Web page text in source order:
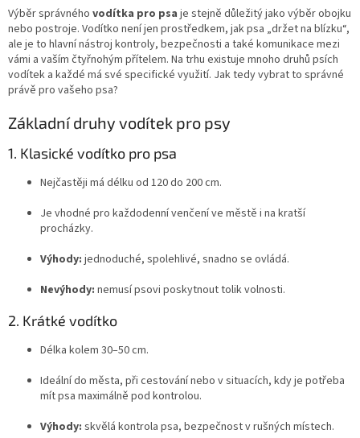
Výběr správného vodítka pro psa je stejně důležitý jako výběr obojku
nebo postroje. Vodítko není jen prostředkem, jak psa „držet na blízku“,
ale je to hlavní nástroj kontroly, bezpečnosti a také komunikace mezi
vámi a vaším čtyřnohým přítelem. Na trhu existuje mnoho druhů psích
vodítek a každé má své specifické využití. Jak tedy vybrat to správné
právě pro vašeho psa?
Základní druhy vodítek pro psy
1. Klasické vodítko pro psa
Nejčastěji má délku od 120 do 200 cm.
Je vhodné pro každodenní venčení ve městě i na kratší
procházky.
Výhody: jednoduché, spolehlivé, snadno se ovládá.
Nevýhody: nemusí psovi poskytnout tolik volnosti.
2. Krátké vodítko
Délka kolem 30–50 cm.
Ideální do města, při cestování nebo v situacích, kdy je potřeba
mít psa maximálně pod kontrolou.
Výhody: skvělá kontrola psa, bezpečnost v rušných místech.